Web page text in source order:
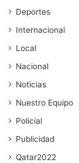
Deportes
Internacional
Local
Nacional
Noticias
Nuestro Equipo
Policial
Publicidad
Qatar2022